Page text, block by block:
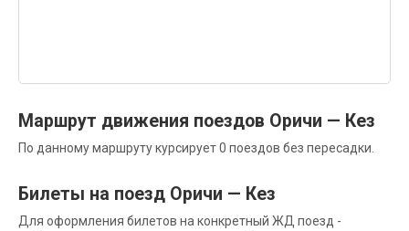
Маршрут движения поездов Оричи — Кез
По данному маршруту курсирует 0 поездов без пересадки.
Билеты на поезд Оричи — Кез
Для оформления билетов на конкретный ЖД поезд -